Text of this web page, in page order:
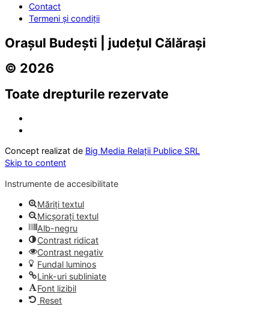
Contact
Termeni și condiții
Orașul Budești | județul Călărași
© 2026
Toate drepturile rezervate
Concept realizat de Big Media Relații Publice SRL
Skip to content
Instrumente de accesibilitate
Măriți textul
Micșorați textul
Alb-negru
Contrast ridicat
Contrast negativ
Fundal luminos
Link-uri subliniate
Font lizibil
Reset